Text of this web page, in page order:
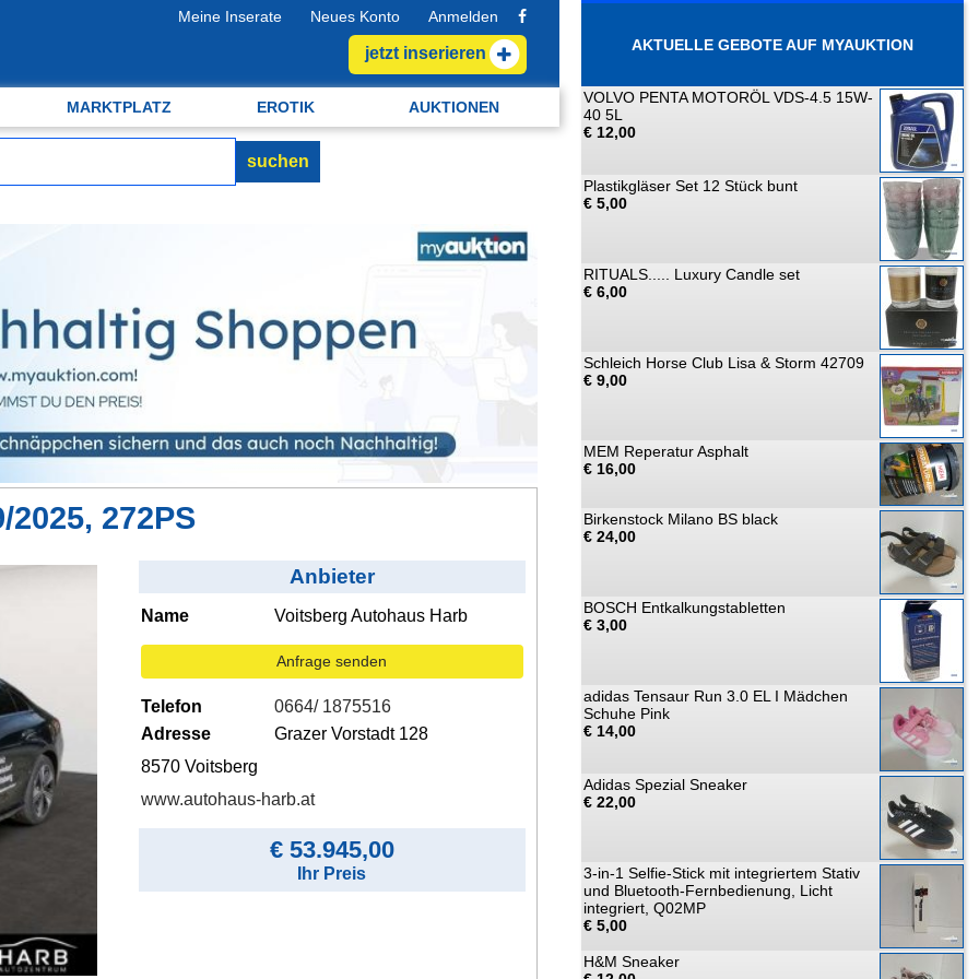
Meine Inserate Neues Konto Anmelden
jetzt inserieren
MARKTPLATZ EROTIK AUKTIONEN
suchen
AKTUELLE GEBOTE AUF MYAUKTION
VOLVO PENTA MOTORÖL VDS-4.5 15W-
40 5L
€ 12,00
Plastikgläser Set 12 Stück bunt
€ 5,00
RITUALS..... Luxury Candle set
€ 6,00
Schleich Horse Club Lisa & Storm 42709
€ 9,00
MEM Reperatur Asphalt
€ 16,00
Birkenstock Milano BS black
€ 24,00
BOSCH Entkalkungstabletten
€ 3,00
adidas Tensaur Run 3.0 EL I Mädchen
Schuhe Pink
€ 14,00
Adidas Spezial Sneaker
€ 22,00
3-in-1 Selfie-Stick mit integriertem Stativ
und Bluetooth-Fernbedienung, Licht
integriert, Q02MP
€ 5,00
H&M Sneaker
272PS
Anbieter
Name Voitsberg Autohaus Harb
Anfrage senden
Telefon
0664/ 1875516
Adresse
Grazer Vorstadt 128
8570 Voitsberg
www.autohaus-harb.at
€ 53.945,00
Ihr Preis